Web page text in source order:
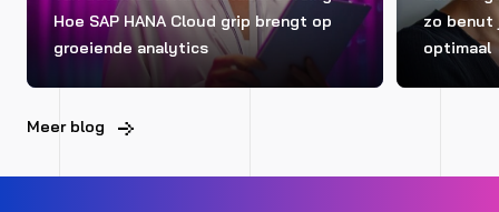
Hoe SAP HANA Cloud grip brengt op
groeiende analytics
zo benut
optimaal
Meer blog